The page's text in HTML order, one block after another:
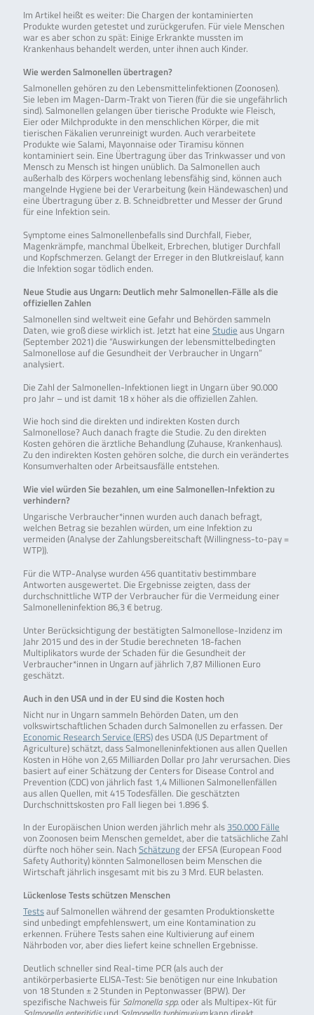
Im Artikel heißt es weiter: Die Chargen der kontaminierten
Produkte wurden getestet und zurückgerufen. Für viele Menschen
war es aber schon zu spät: Einige Erkrankte mussten im
Krankenhaus behandelt werden, unter ihnen auch Kinder.
Wie werden Salmonellen übertragen?
Salmonellen gehören zu den Lebensmittelinfektionen (Zoonosen).
Sie leben im Magen-Darm-Trakt von Tieren (für die sie ungefährlich
sind). Salmonellen gelangen über tierische Produkte wie Fleisch,
Eier oder Milchprodukte in den menschlichen Körper, die mit
tierischen Fäkalien verunreinigt wurden. Auch verarbeitete
Produkte wie Salami, Mayonnaise oder Tiramisu können
kontaminiert sein. Eine Übertragung über das Trinkwasser und von
Mensch zu Mensch ist hingen unüblich. Da Salmonellen auch
außerhalb des Körpers wochenlang lebensfähig sind, können auch
mangelnde Hygiene bei der Verarbeitung (kein Händewaschen) und
eine Übertragung über z. B. Schneidbretter und Messer der Grund
für eine Infektion sein.
Symptome eines Salmonellenbefalls sind Durchfall, Fieber,
Magenkrämpfe, manchmal Übelkeit, Erbrechen, blutiger Durchfall
und Kopfschmerzen. Gelangt der Erreger in den Blutkreislauf, kann
die Infektion sogar tödlich enden.
Neue Studie aus Ungarn: Deutlich mehr Salmonellen-Fälle als die
offiziellen Zahlen
Salmonellen sind weltweit eine Gefahr und Behörden sammeln
Daten, wie groß diese wirklich ist. Jetzt hat eine Studie aus Ungarn
(September 2021) die “Auswirkungen der lebensmittelbedingten
Salmonellose auf die Gesundheit der Verbraucher in Ungarn”
analysiert.
Die Zahl der Salmonellen-Infektionen liegt in Ungarn über 90.000
pro Jahr – und ist damit 18 x höher als die offiziellen Zahlen.
Wie hoch sind die direkten und indirekten Kosten durch
Salmonellose? Auch danach fragte die Studie. Zu den direkten
Kosten gehören die ärztliche Behandlung (Zuhause, Krankenhaus).
Zu den indirekten Kosten gehören solche, die durch ein verändertes
Konsumverhalten oder Arbeitsausfälle entstehen.
Wie viel würden Sie bezahlen, um eine Salmonellen-Infektion zu
verhindern?
Ungarische Verbraucher*innen wurden auch danach befragt,
welchen Betrag sie bezahlen würden, um eine Infektion zu
vermeiden (Analyse der Zahlungsbereitschaft (Willingness-to-pay =
WTP)).
Für die WTP-Analyse wurden 456 quantitativ bestimmbare
Antworten ausgewertet. Die Ergebnisse zeigten, dass der
durchschnittliche WTP der Verbraucher für die Vermeidung einer
Salmonelleninfektion 86,3 € betrug.
Unter Berücksichtigung der bestätigten Salmonellose-Inzidenz im
Jahr 2015 und des in der Studie berechneten 18-fachen
Multiplikators wurde der Schaden für die Gesundheit der
Verbraucher*innen in Ungarn auf jährlich 7,87 Millionen Euro
geschätzt.
Auch in den USA und in der EU sind die Kosten hoch
Nicht nur in Ungarn sammeln Behörden Daten, um den
volkswirtschaftlichen Schaden durch Salmonellen zu erfassen. Der
Economic Research Service (ERS)des USDA (US Department of
Agriculture) schätzt, dass Salmonelleninfektionen aus allen Quellen
Kosten in Höhe von 2,65 Milliarden Dollar pro Jahr verursachen. Dies
basiert auf einer Schätzung der Centers for Disease Control and
Prevention (CDC) von jährlich fast 1,4 Millionen Salmonellenfällen
aus allen Quellen, mit 415 Todesfällen. Die geschätzten
Durchschnittskosten pro Fall liegen bei 1.896 $.
In der Europäischen Union werden jährlich mehr als 350.000 Fälle
von Zoonosen beim Menschen gemeldet, aber die tatsächliche Zahl
dürfte noch höher sein. Nach Schätzungder EFSA (European Food
Safety Authority) könnten Salmonellosen beim Menschen die
Wirtschaft jährlich insgesamt mit bis zu 3 Mrd. EUR belasten.
Lückenlose Tests schützen Menschen
Testsauf Salmonellen während der gesamten Produktionskette
sind unbedingt empfehlenswert, um eine Kontamination zu
erkennen. Frühere Tests sahen eine Kultivierung auf einem
Nährboden vor, aber dies liefert keine schnellen Ergebnisse.
Deutlich schneller sind Real-time PCR (als auch der
antikörperbasierte ELISA-Test: Sie benötigen nur eine Inkubation
von 18 Stunden ± 2 Stunden in Peptonwasser (BPW). Der
spezifische Nachweis für Salmonella spp.oder als Multipex-Kit für